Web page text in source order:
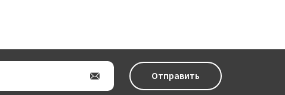
Отправить